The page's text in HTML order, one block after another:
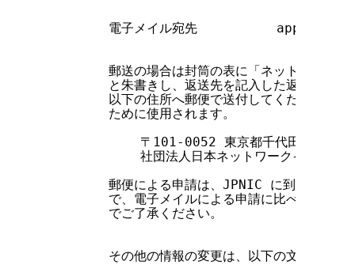
電子メイル宛先
郵送の場合は封筒の表に「ネットワーク情
と朱書きし、返送先を記入した返信用封筒
以下の住所へ郵便で送付してください。な
        ために使用されます。
〒101-0052 東京都千代田区神田小
社団法人日本ネットワークインフォ
郵便による申請は、JPNIC に到着後機械
で、電子メイルによる申請に比べて数日余
        でご了承ください。
その他の情報の変更は、以下の文書を参照